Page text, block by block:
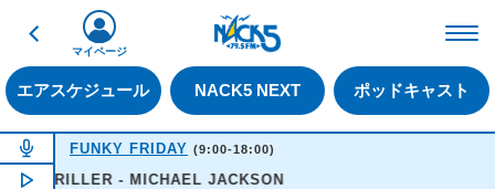
戻る
エアスケジュール NACK5 NEXT ポッドキャスト
マイページ
NOW ON AIR
FUNKY FRIDAY (9:00-18:00)
NOW PLAYING12:21
THRILLER - MICHAEL JACKSON